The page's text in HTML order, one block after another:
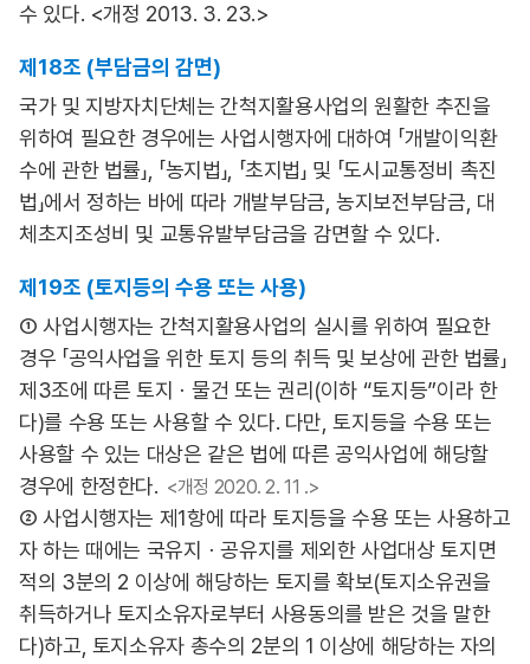
수 있다. <개정 2013. 3. 23.>
제18조 (부담금의 감면)
국가 및 지방자치단체는 간척지활용사업의 원활한 추진을
위하여 필요한 경우에는 사업시행자에 대하여 「개발이익환
수에 관한 법률」, 「농지법」, 「초지법」 및 「도시교통정비 촉진
법」에서 정하는 바에 따라 개발부담금, 농지보전부담금, 대
체초지조성비 및 교통유발부담금을 감면할 수 있다.
제19조 (토지등의 수용 또는 사용)
① 사업시행자는 간척지활용사업의 실시를 위하여 필요한
경우 「공익사업을 위한 토지 등의 취득 및 보상에 관한 법률」
제3조에 따른 토지ㆍ물건 또는 권리(이하 “토지등”이라 한
다)를 수용 또는 사용할 수 있다. 다만, 토지등을 수용 또는
사용할 수 있는 대상은 같은 법에 따른 공익사업에 해당할
경우에 한정한다. <개정 2020. 2. 11 .>
② 사업시행자는 제1항에 따라 토지등을 수용 또는 사용하고
자 하는 때에는 국유지ㆍ공유지를 제외한 사업대상 토지면
적의 3분의 2 이상에 해당하는 토지를 확보(토지소유권을
취득하거나 토지소유자로부터 사용동의를 받은 것을 말한
다)하고, 토지소유자 총수의 2분의 1 이상에 해당하는 자의